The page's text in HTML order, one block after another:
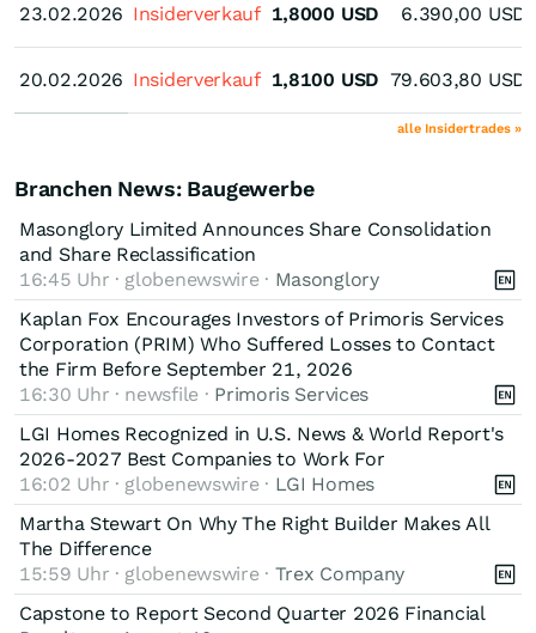
23.02.2026
20.02.2026
23.02.2026 Insiderverkauf 1,8000 USD 6.390,00 USD
20.02.2026 Insiderverkauf 1,8100 USD 79.603,80 USD
alle Insidertrades »
Branchen News: Baugewerbe
Masonglory Limited Announces Share Consolidation
and Share Reclassification
16:45 Uhr · globenewswire · Masonglory
Kaplan Fox Encourages Investors of Primoris Services
Corporation (PRIM) Who Suffered Losses to Contact
the Firm Before September 21, 2026
16:30 Uhr · newsfile · Primoris Services
LGI Homes Recognized in U.S. News & World Report's
2026-2027 Best Companies to Work For
16:02 Uhr · globenewswire · LGI Homes
Martha Stewart On Why The Right Builder Makes All
The Difference
15:59 Uhr · globenewswire · Trex Company
Capstone to Report Second Quarter 2026 Financial